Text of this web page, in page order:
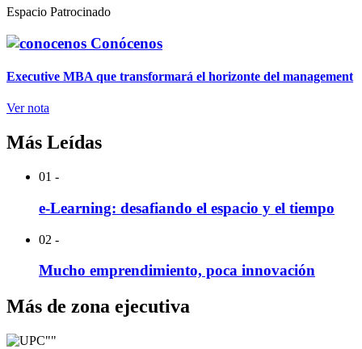
Espacio Patrocinado
Conócenos
Executive MBA que transformará el horizonte del management
Ver nota
Más Leídas
01 -
e-Learning: desafiando el espacio y el tiempo
02 -
Mucho emprendimiento, poca innovación
Más de zona ejecutiva